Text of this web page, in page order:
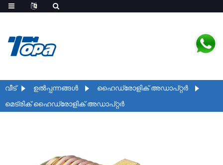
വീട് ഉൽപ്പന്നങ്ങൾ
ഹൈഡ്രോളിക് അഡാപ്റ്റർ
മെട്രിക് ഹൈഡ്രോളിക് അഡാപ്റ്റർ